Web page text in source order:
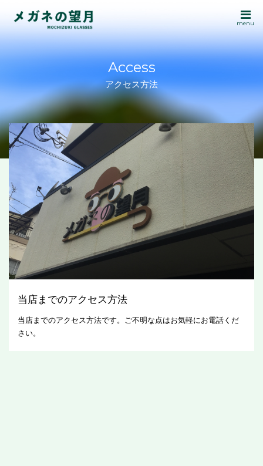
menu
Access
アクセス方法
当店までのアクセス方法
当店までのアクセス方法です。ご不明な点はお気軽にお電話くだ
さい。